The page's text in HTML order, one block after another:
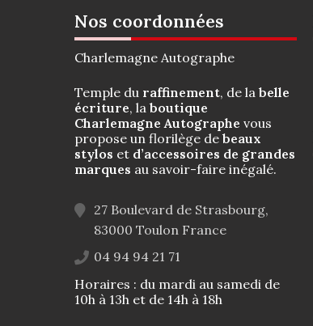
Nos coordonnées
Charlemagne Autographe
Temple du raffinement, de la belle
écriture, la boutique
Charlemagne Autographe vous
propose un florilège de beaux
stylos et d’accessoires de grandes
marques au savoir-faire inégalé.
27 Boulevard de Strasbourg,
83000 Toulon France
04 94 94 21 71
Horaires : du mardi au samedi de
10h à 13h et de 14h à 18h